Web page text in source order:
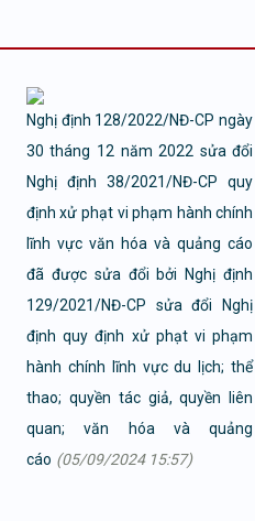
Nghị định 128/2022/NĐ-CP ngày
30 tháng 12 năm 2022 sửa đổi
Nghị định 38/2021/NĐ-CP quy
định xử phạt vi phạm hành chính
lĩnh vực văn hóa và quảng cáo
đã được sửa đổi bởi Nghị định
129/2021/NĐ-CP sửa đổi Nghị
định quy định xử phạt vi phạm
hành chính lĩnh vực du lịch; thể
thao; quyền tác giả, quyền liên
quan; văn hóa và quảng
cáo (05/09/2024 15:57)